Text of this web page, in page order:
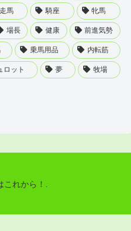
馬 騎座 牝馬
場長 健康 前進気勢
乗馬用品 内転筋
ロット 夢 牧場
れから！.